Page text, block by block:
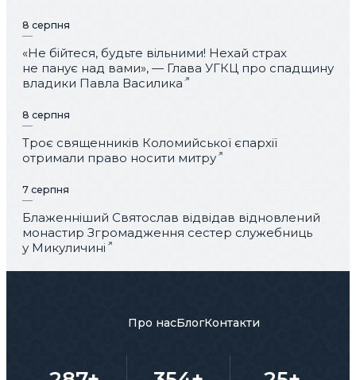
8 серпня
«Не бійтеся, будьте вільними! Нехай страх
не панує над вами», — Глава УГКЦ про спадщину
владики Павла Василика
8 серпня
Троє священників Коломийської єпархії
отримали право носити митру
7 серпня
Блаженніший Святослав відвідав відновлений
монастир Згромадження сестер служебниць
у Микуличині
Про насБлогКонтакти